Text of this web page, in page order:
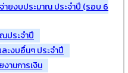
ายงบประมาณ ประจำปี (รอบ 6
ประจำปี
ะงบอื่นๆ ประจำปี
านการเงิน